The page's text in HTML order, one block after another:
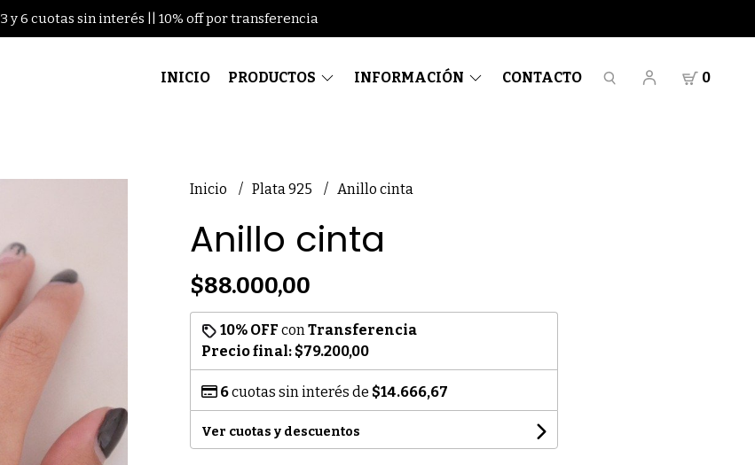
3 y 6 cuotas sin interés || 10% off por transferencia
INICIO PRODUCTOS INFORMACIÓN CONTACTO 0
Inicio Plata 925 Anillo cinta
Anillo cinta
$88.000,00
10% OFF conTransferencia
Precio final: $79.200,00
6cuotas sin interés de $14.666,67
Ver cuotas y descuentos